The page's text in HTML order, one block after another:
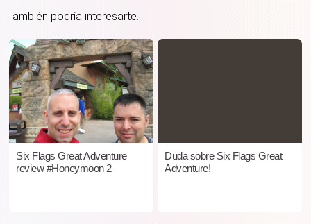
También podría interesarte...
​Six Flags Great Adventure
review #Honeymoon 2
Duda sobre Six Flags Great
Adventure!